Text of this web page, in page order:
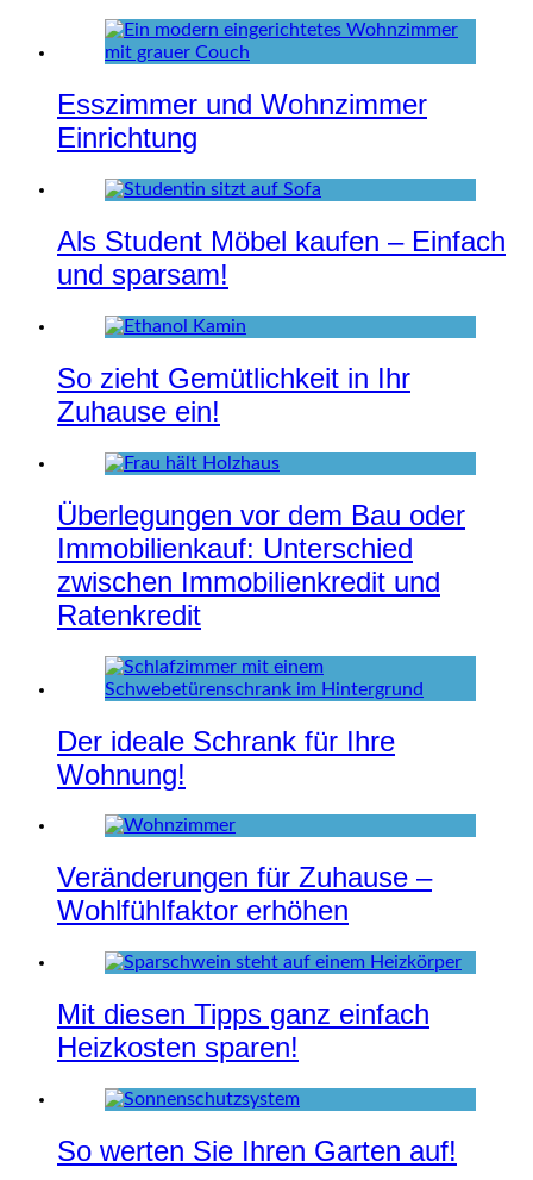
Esszimmer und Wohnzimmer
Einrichtung
Als Student Möbel kaufen – Einfach
und sparsam!
So zieht Gemütlichkeit in Ihr
Zuhause ein!
Überlegungen vor dem Bau oder
Immobilienkauf: Unterschied
zwischen Immobilienkredit und
Ratenkredit
Der ideale Schrank für Ihre
Wohnung!
Veränderungen für Zuhause –
Wohlfühlfaktor erhöhen
Mit diesen Tipps ganz einfach
Heizkosten sparen!
So werten Sie Ihren Garten auf!